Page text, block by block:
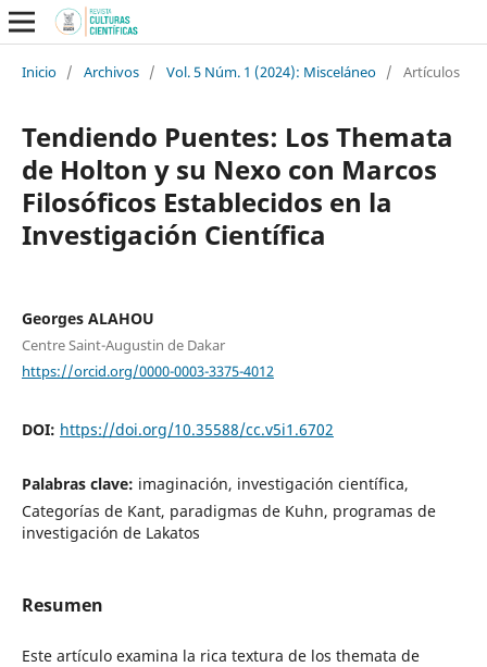
Inicio / Archivos / Vol. 5 Núm. 1 (2024): Misceláneo / Artículos
Tendiendo Puentes: Los Themata
de Holton y su Nexo con Marcos
Filosóficos Establecidos en la
Investigación Científica
Georges ALAHOU
Centre Saint-Augustin de Dakar
https://orcid.org/0000-0003-3375-4012
DOI: https://doi.org/10.35588/cc.v5i1.6702
Palabras clave: imaginación, investigación científica,
Categorías de Kant, paradigmas de Kuhn, programas de
investigación de Lakatos
Resumen
Este artículo examina la rica textura de los themata de